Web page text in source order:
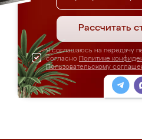
Рассчитать
Я соглашаюсь на передачу
согласно Политике
Пользовательскому